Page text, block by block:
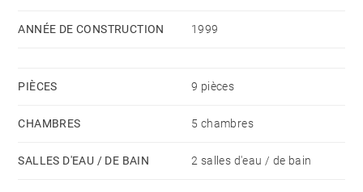
annuelles d'énergie pour un usage standard : 1190€ ~
ANNÉE DE CONSTRUCTION 1999
PIÈCES 9 pièces
CHAMBRES 5 chambres
SALLES D'EAU / DE BAIN 2 salles d'eau / de bain